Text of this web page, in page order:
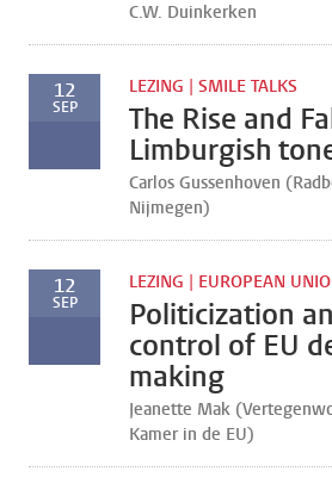
C.W. Duinkerken
12
SEP
LEZING | SMILE TALKS
The Rise and
Limburgish
Carlos Gussenhoven
Nijmegen)
12
SEP
LEZING | EUROPEAN
Politicization
control of EU
making
Jeanette Mak
Kamer in de EU)